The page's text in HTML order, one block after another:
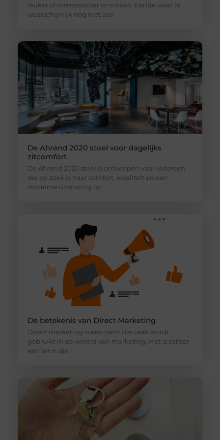
leuker of interessanter te maken. Eentje waar je
waarschijnlijk nog niet aan
De Ahrend 2020 stoel voor dagelijks
zitcomfort
De Ahrend 2020 stoel is ontworpen voor iedereen
die op zoek is naar comfort, kwaliteit en een
moderne uitstraling op
De betekenis van Direct Marketing
Direct marketing is een term die vaak wordt
gebruikt in de wereld van marketing. Het is echter
een term die